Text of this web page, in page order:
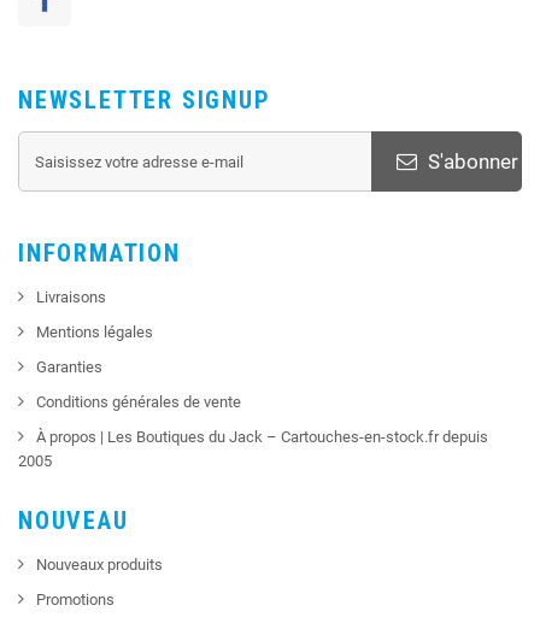
NEWSLETTER SIGNUP
S'abonner
INFORMATION
Livraisons
Mentions légales
Garanties
Conditions générales de vente
À propos | Les Boutiques du Jack – Cartouches-en-stock.fr depuis
2005
NOUVEAU
Nouveaux produits
Promotions